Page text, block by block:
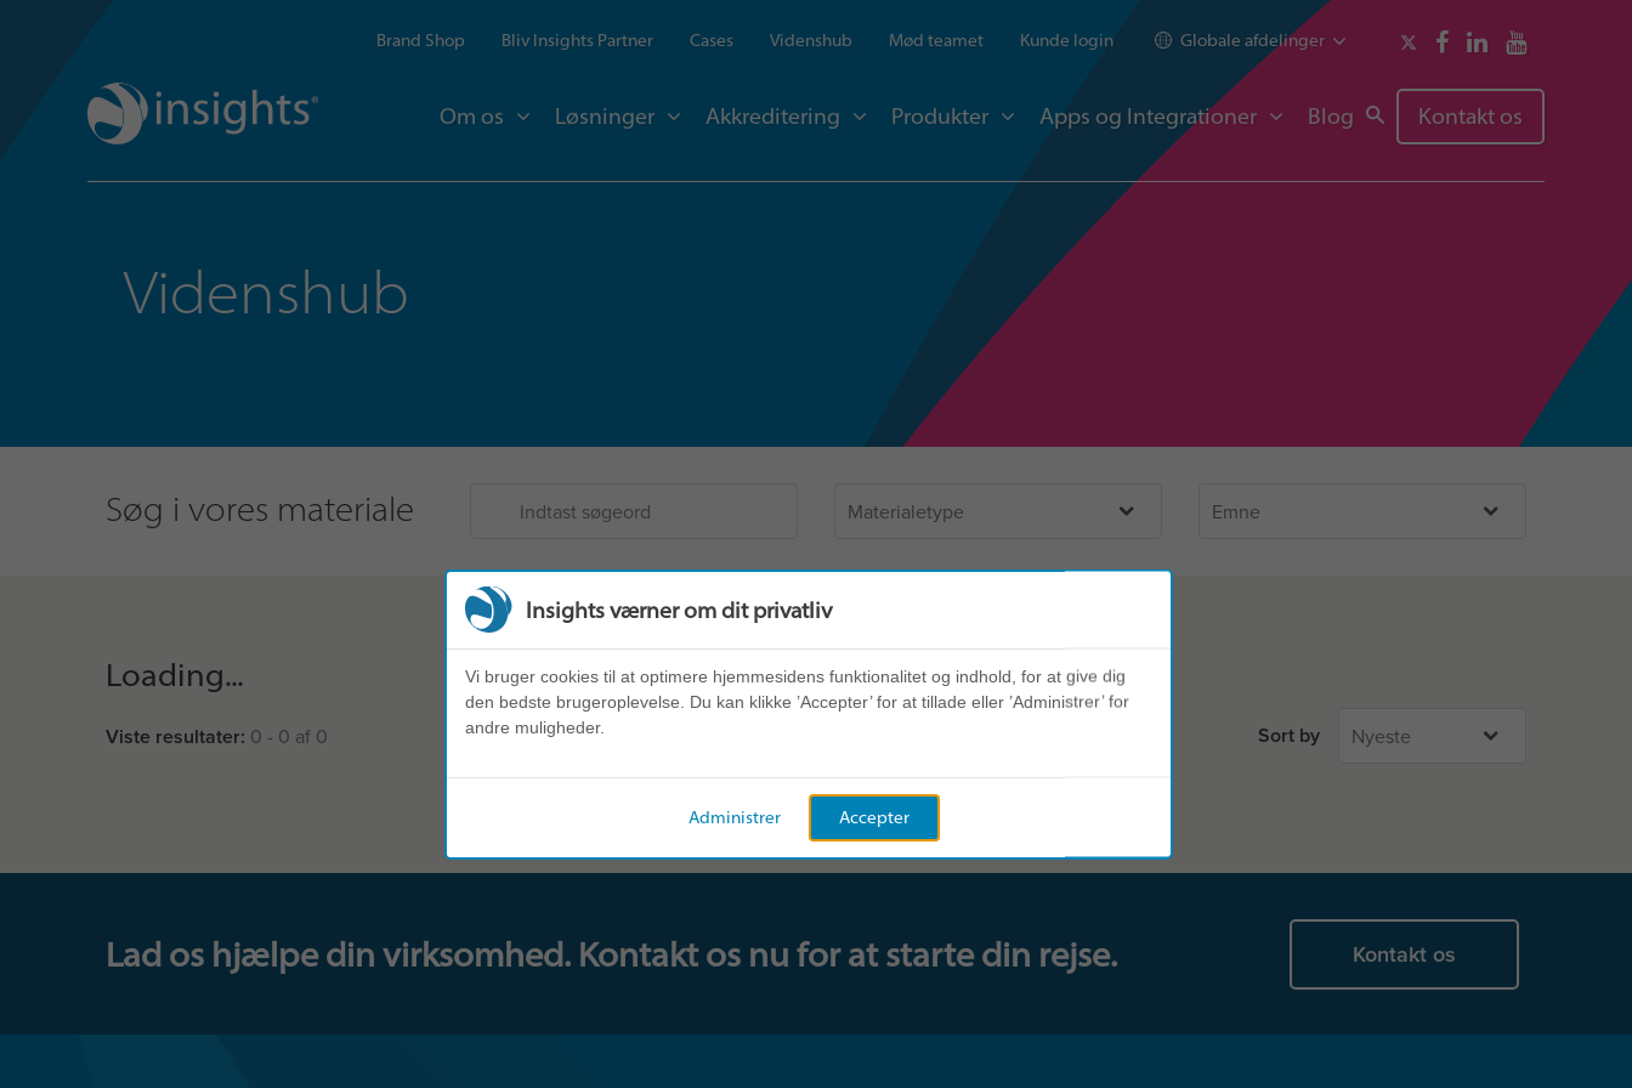
Brand Shop Bliv Insights Partner Cases Videnshub Mød teamet Kunde login Globale afdelinger
Om os Løsninger Akkreditering Produkter Apps og Integrationer Blog Kontakt os
Videnshub
Søg i vores materiale
Loading...
Viste resultater: 0 - 0 af 0 Sort by
Lad os hjælpe din virksomhed. Kontakt os nu for at starte din rejse. Kontakt os
Insights værner om dit privatliv
Vi bruger cookies til at optimere hjemmesidens funktionalitet og indhold, for at give dig
den bedste brugeroplevelse. Du kan klikke ’Accepter’ for at tillade eller ’Administrer’ for
andre muligheder.
Accepter
Administrer